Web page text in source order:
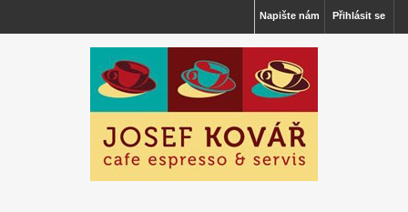
Přihlásit se
Napište nám